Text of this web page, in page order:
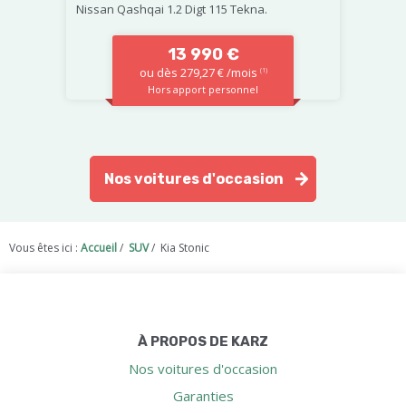
Nissan Qashqai 1.2 Digt 115 Tekna.
13 990 €
ou dès 279,27 € /mois (1)
Hors apport personnel
Nos voitures d'occasion
Vous êtes ici : Accueil/ SUV/ Kia Stonic
À PROPOS DE KARZ
Nos voitures d'occasion
Garanties